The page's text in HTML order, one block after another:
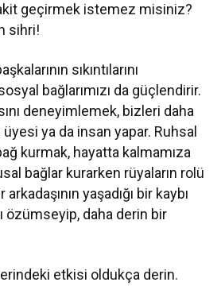
geçirmek istemez misiniz?
sihri!
sıkıntılarını
bağlarımızı da güçlendirir.
deneyimlemek, bizleri daha
ya da insan yapar. Ruhsal
kurmak, hayatta kalmamıza
bağlar kurarken rüyaların rolü
yaşadığı bir kaybı
özümseyip, daha derin bir
etkisi oldukça derin.